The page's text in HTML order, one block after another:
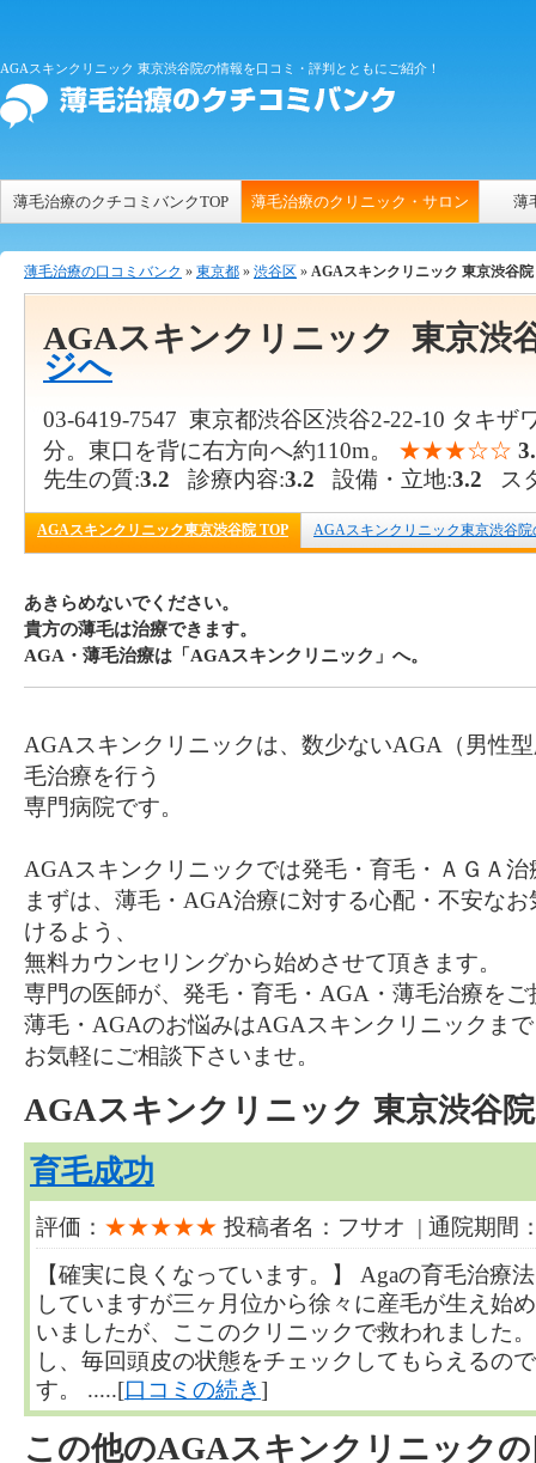
AGAスキンクリニック 東京渋谷院の情報を口コミ・評判とともにご紹介！
薄毛治療のクチコミバンクTOP 薄毛治療のクリニック・サロン 薄
薄毛治療の口コミバンク » 東京都 » 渋谷区 » AGAスキンクリニック 東京渋谷院
AGAスキンクリニック 東京渋
ジへ
03-6419-7547 東京都渋谷区渋谷2-22-10 タキ
分。東口を背に右方向へ約110m。 ★★★☆☆
先生の質:3.2 診療内容:3.2 設備・立地:3.2 ス
AGAスキンクリニック東京渋谷院 TOP AGAスキンクリニック東京渋谷
あきらめないでください。
貴方の薄毛は治療できます。
AGA・薄毛治療は「AGAスキンクリニック」へ。
AGAスキンクリニックは、数少ないAGA（男性
毛治療を行う
専門病院です。
AGAスキンクリニックでは発毛・育毛・ＡＧＡ
まずは、薄毛・AGA治療に対する心配・不安な
けるよう、
無料カウンセリングから始めさせて頂きます。
専門の医師が、発毛・育毛・AGA・薄毛治療を
薄毛・AGAのお悩みはAGAスキンクリニックまで
お気軽にご相談下さいませ。
AGAスキンクリニック 東京渋谷
育毛成功
評価： ★★★★★ 投稿者名：フサオ | 通院期間
【確実に良くなっています。】 Agaの育毛治療
していますが三ヶ月位から徐々に産毛が生え始
いましたが、ここのクリニックで救われました
し、毎回頭皮の状態をチェックしてもらえるの
す。 .....[口コミの続き]
この他のAGAスキンクリニック